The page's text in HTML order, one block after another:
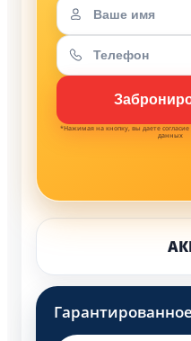
*Нажимая на кнопку, вы даете согласие
данных